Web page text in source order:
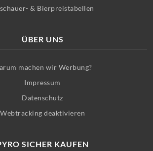
& Bierpreistabellen
ÜBER UNS
machen wir Werbung?
Impressum
Datenschutz
Webtracking deaktivieren
SICHER KAUFEN